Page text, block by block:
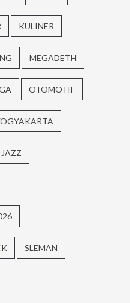
KULINER
MEGADETH
OTOMOTIF
SLEMAN